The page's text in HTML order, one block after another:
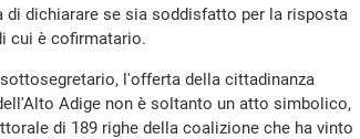
di dichiarare se sia soddisfatto per la risposta
cui è cofirmatario.
sottosegretario, l'offerta della cittadinanza
Adige non è soltanto un atto simbolico,
di 189 righe della coalizione che ha vinto